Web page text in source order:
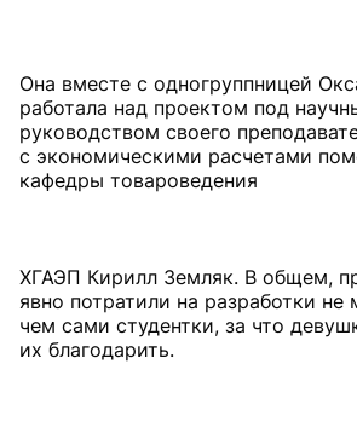
Она вместе с одногруппницей
работала над проектом под
руководством своего
с экономическими расчетами
кафедры товароведения
ХГАЭП Кирилл Земляк. В общем,
явно потратили на разработки
чем сами студентки, за что
их благодарить.